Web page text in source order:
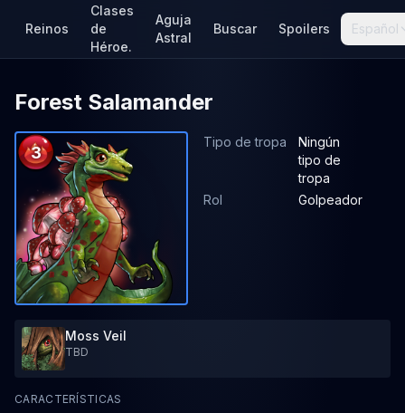
Reinos
Clases
de
Héroe.
Aguja
Astral
Buscar Spoilers Español
Forest Salamander
3
Tipo de tropa
Ningún
tipo de
tropa
Rol
Golpeador
Moss Veil
TBD
CARACTERÍSTICAS